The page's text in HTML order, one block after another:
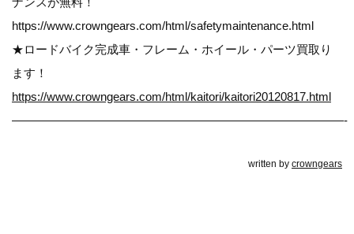
https://www.crowngears.com/html/safetymaintenance.html
★ロードバイク完成車・フレーム・ホイール・パーツ買取り
ます！
https://www.crowngears.com/html/kaitori/kaitori20120817.html
————————————————————————————-
written by crowngears